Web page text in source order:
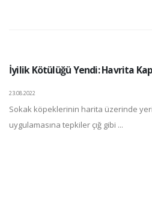
İyilik Kötülüğü Yendi: Havrita
23.08.2022
Sokak köpeklerinin harita üzerinde
uygulamasına tepkiler çığ gibi ...